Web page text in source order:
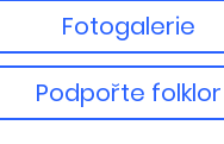
Fotogalerie
Podpořte folklor